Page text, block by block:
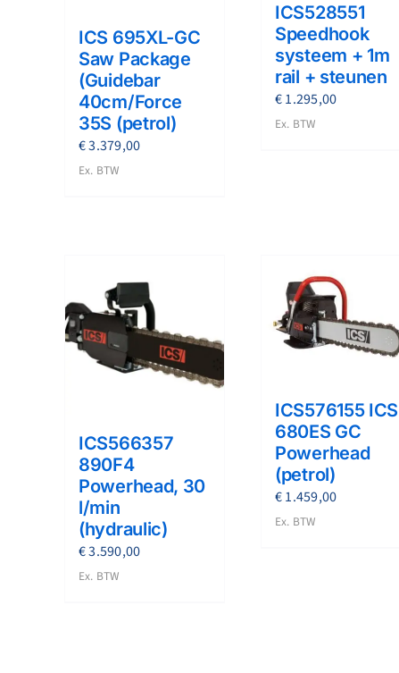
ICS 695XL-GC
Saw Package
(Guidebar
40cm/Force
35S (petrol)
€3.379,00
Ex. BTW
ICS528551
Speedhook
systeem + 1m
rail + steunen
€1.295,00
Ex. BTW
ICS566357
890F4
Powerhead, 30
l/min
(hydraulic)
€3.590,00
Ex. BTW
ICS576155 ICS
680ES GC
Powerhead
(petrol)
€1.459,00
Ex. BTW